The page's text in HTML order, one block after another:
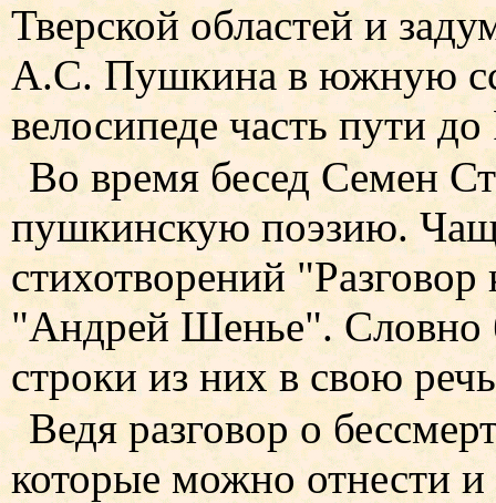
Тверской областей и
А.С. Пушкина в южную
велосипеде часть пути до
Во время бесед Семен
пушкинскую поэзию.
стихотворений
"Андрей Шенье". Словно
строки из них в свою
Ведя разговор о
которые можно отнести